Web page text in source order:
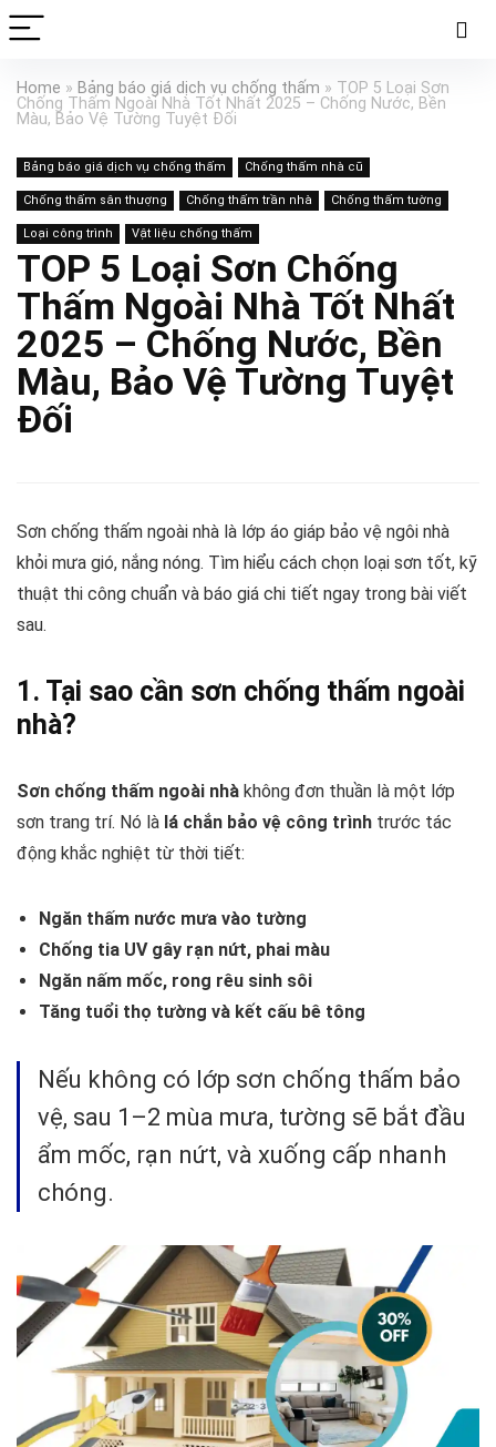
Home » Bảng báo giá dịch vụ chống thấm » TOP 5 Loại Sơn
Chống Thấm Ngoài Nhà Tốt Nhất 2025 – Chống Nước, Bền
Màu, Bảo Vệ Tường Tuyệt Đối
Bảng báo giá dịch vụ chống thấm Chống thấm nhà cũ
Chống thấm sân thượng Chống thấm trần nhà Chống thấm tường
Loại công trình Vật liệu chống thấm
TOP 5 Loại Sơn Chống
Thấm Ngoài Nhà Tốt Nhất
2025 – Chống Nước, Bền
Màu, Bảo Vệ Tường Tuyệt
Đối
Sơn chống thấm ngoài nhà là lớp áo giáp bảo vệ ngôi nhà
khỏi mưa gió, nắng nóng. Tìm hiểu cách chọn loại sơn tốt, kỹ
thuật thi công chuẩn và báo giá chi tiết ngay trong bài viết
sau.
1. Tại sao cần sơn chống thấm ngoài
nhà?
Sơn chống thấm ngoài nhà không đơn thuần là một lớp
sơn trang trí. Nó là lá chắn bảo vệ công trình trước tác
động khắc nghiệt từ thời tiết:
Ngăn thấm nước mưa vào tường
Chống tia UV gây rạn nứt, phai màu
Ngăn nấm mốc, rong rêu sinh sôi
Tăng tuổi thọ tường và kết cấu bê tông
Nếu không có lớp sơn chống thấm bảo
vệ, sau 1–2 mùa mưa, tường sẽ bắt đầu
ẩm mốc, rạn nứt, và xuống cấp nhanh
chóng.